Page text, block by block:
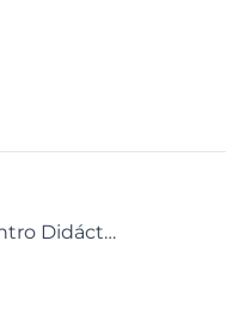
‎Talento en acción: Jóvenes se preparan en el Centro Didáctico en Anzoátegui para las Olimpiadas de Robótica Creativa 2026